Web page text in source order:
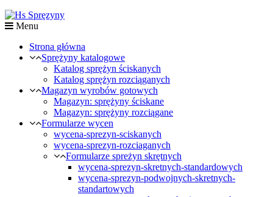
Menu
Strona główna
Sprężyny katalogowe
Katalog sprężyn ściskanych
Katalog sprężyn rozciąganych
Magazyn wyrobów gotowych
Magazyn: sprężyny ściskane
Magazyn: sprężyny rozciągane
Formularze wycen
wycena-sprezyn-sciskanych
wycena-sprezyn-rozciaganych
Formularze spreżyn skrętnych
wycena-sprezyn-skretnych-standardowych
wycena-sprezyn-podwojnych-skretnych-
standartowych